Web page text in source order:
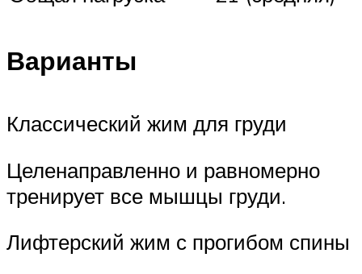
Варианты
Классический жим для груди
Целенаправленно и равномерно
тренирует все мышцы груди.
Лифтерский жим с прогибом спины